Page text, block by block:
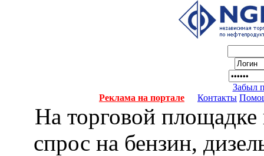
Забыл
Реклама на портале
Контакты
На торговой
спрос на бензин,